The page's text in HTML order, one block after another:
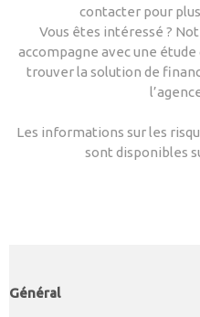
contacter pour
Vous êtes intéressé ?
accompagne avec une
trouver la solution de
Les informations sur les
sont disponibles
Général